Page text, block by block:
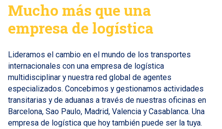
Mucho más que una
empresa de logística
Lideramos el cambio en el mundo de los transportes
internacionales con una empresa de logística
multidisciplinar y nuestra red global de agentes
especializados. Concebimos y gestionamos actividades
transitarias y de aduanas a través de nuestras oficinas en
Barcelona, Sao Paulo, Madrid, Valencia y Casablanca. Una
empresa de logística que hoy también puede ser la tuya.